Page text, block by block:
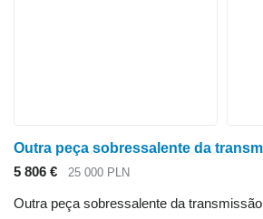
5 806 € 25 000 PLN
Outra peça sobressalente da transmissão